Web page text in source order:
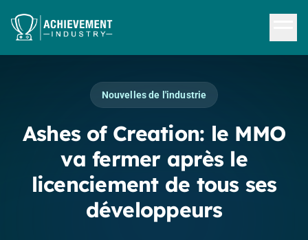
Nouvelles de l'industrie
Ashes of Creation: le MMO
va fermer après le
licenciement de tous ses
développeurs